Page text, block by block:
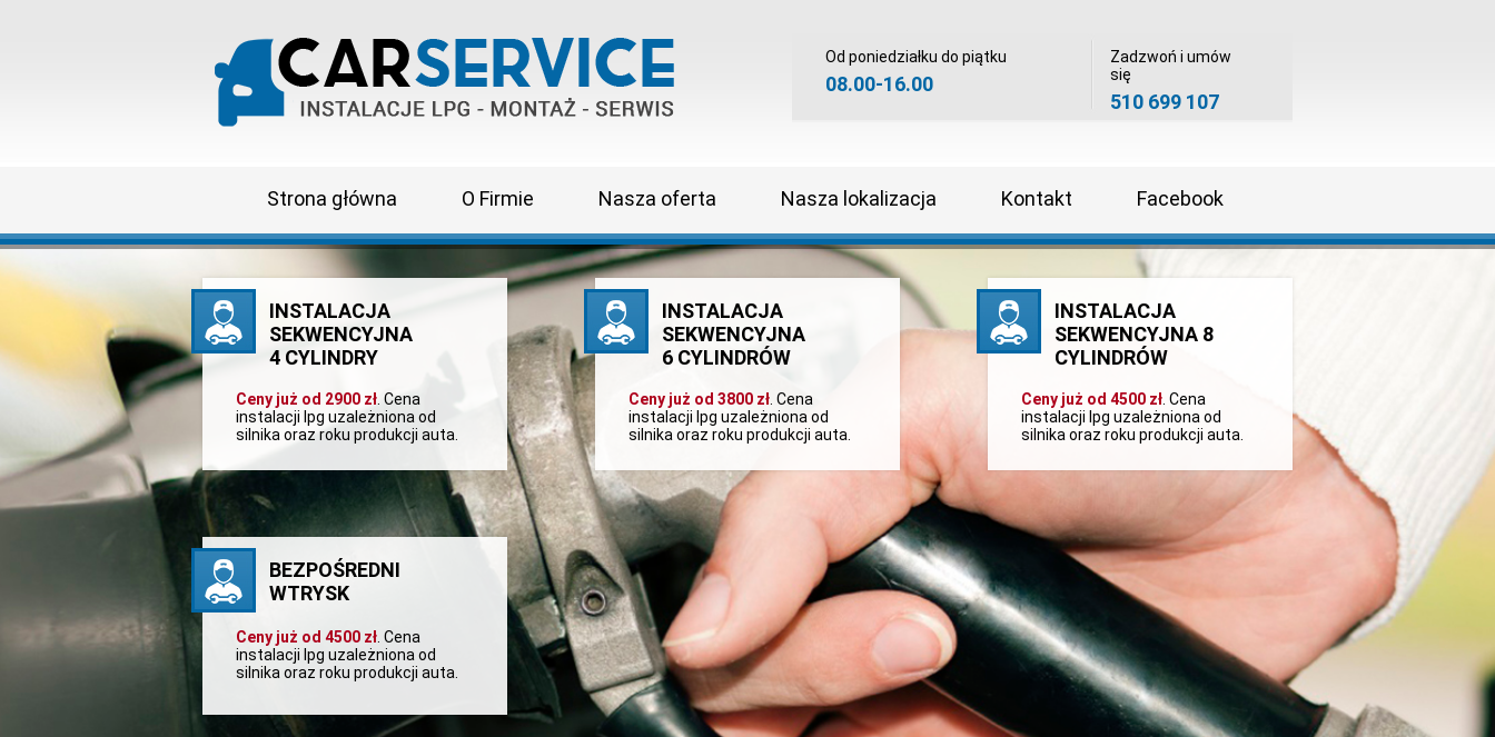
Od poniedziałku do piątku
08.00-16.00
Zadzwoń i umów
się
510 699 107
Strona główna O Firmie Nasza oferta Nasza lokalizacja Kontakt Facebook
INSTALACJA
SEKWENCYJNA
4 CYLINDRY
Ceny już od 2900 zł . Cena
instalacji lpg uzależniona od
silnika oraz roku produkcji auta.
INSTALACJA
SEKWENCYJNA
6 CYLINDRÓW
Ceny już od 3800 zł. Cena
instalacji lpg uzależniona od
silnika oraz roku produkcji auta.
INSTALACJA
SEKWENCYJNA 8
CYLINDRÓW
Ceny już od 4500 zł. Cena
instalacji lpg uzależniona od
silnika oraz roku produkcji auta.
BEZPOŚREDNI
WTRYSK
Ceny już od 4500 zł . Cena
instalacji lpg uzależniona od
silnika oraz roku produkcji auta.